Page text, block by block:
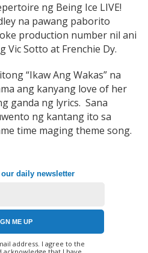
ng Being Ice LIVE!
na pawang paborito
production number nil ani
Vic Sotto at Frenchie Dy.
“Ikaw Ang Wakas” na
ang kanyang love of her
ganda ng lyrics. Sana
ng kantang ito sa
time maging theme song.
daily newsletter
ME UP
address. I agree to the